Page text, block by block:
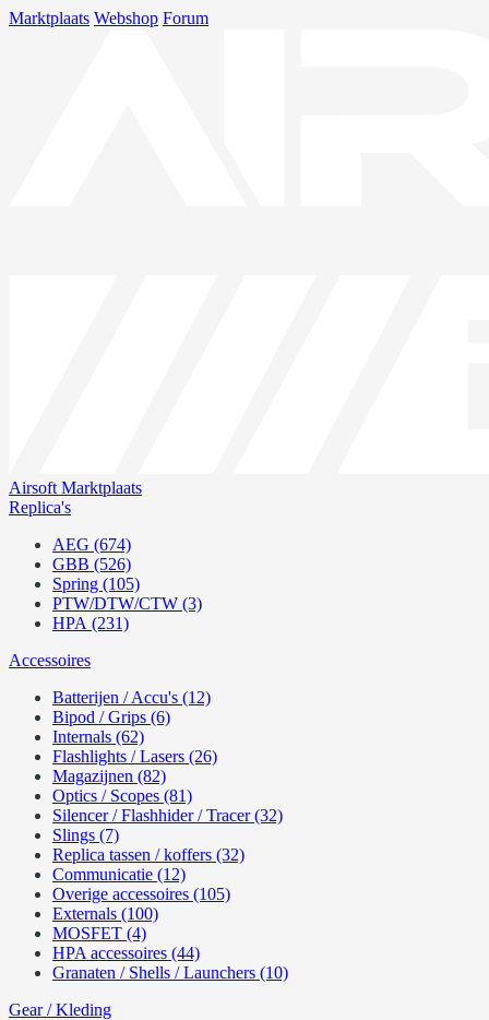
Marktplaats Webshop Forum
Airsoft Marktplaats
Replica's
AEG (674)
GBB (526)
Spring (105)
PTW/DTW/CTW (3)
HPA (231)
Accessoires
Batterijen / Accu's (12)
Bipod / Grips (6)
Internals (62)
Flashlights / Lasers (26)
Magazijnen (82)
Optics / Scopes (81)
Silencer / Flashhider / Tracer (32)
Slings (7)
Replica tassen / koffers (32)
Communicatie (12)
Overige accessoires (105)
Externals (100)
MOSFET (4)
HPA accessoires (44)
Granaten / Shells / Launchers (10)
Gear / Kleding